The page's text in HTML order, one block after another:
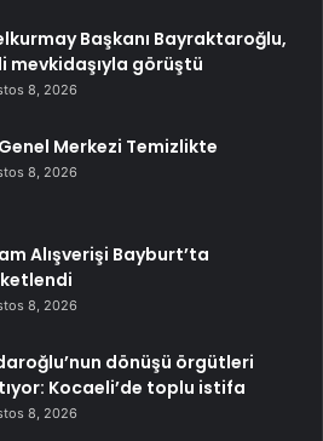
Başkanı Bayraktaroğlu,
mevkidaşıyla görüştü
8, 2026
Merkezi Temizlikte
8, 2026
Alışverişi Bayburt’ta
8, 2026
dönüşü örgütleri
Kocaeli’de toplu istifa
8, 2026